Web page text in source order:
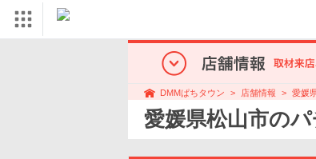
DMMぱちタウン 店舗情報 愛媛
愛媛県松山市の